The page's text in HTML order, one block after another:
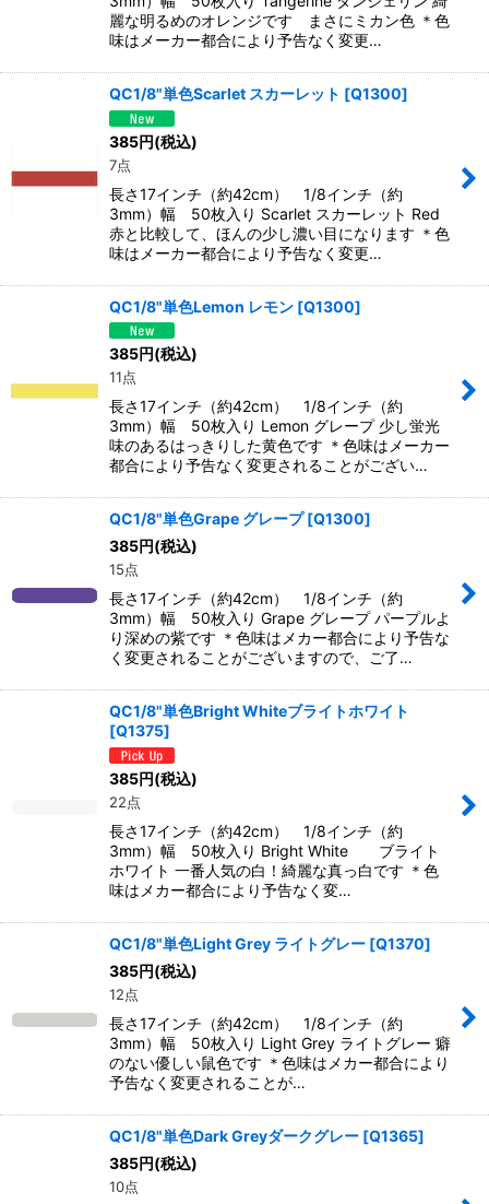
麗な明るめのオレンジです まさにミカン色 ＊色
味はメーカー都合により予告なく変更…
QC1/8"単色Scarlet スカーレット [Q1300]
385円(税込)
7点
長さ17インチ（約42cm） 1/8インチ（約
3mm）幅 50枚入り Scarlet スカーレット Red
赤と比較して、ほんの少し濃い目になります ＊色
味はメーカー都合により予告なく変更…
QC1/8"単色Lemon レモン [Q1300]
385円(税込)
11点
長さ17インチ（約42cm） 1/8インチ（約
3mm）幅 50枚入り Lemon グレープ 少し蛍光
味のあるはっきりした黄色です ＊色味はメーカー
都合により予告なく変更されることがござい…
QC1/8"単色Grape グレープ [Q1300]
385円(税込)
15点
長さ17インチ（約42cm） 1/8インチ（約
3mm）幅 50枚入り Grape グレープ パープルよ
り深めの紫です ＊色味はメカー都合により予告な
く変更されることがございますので、ご了…
QC1/8"単色Bright Whiteブライトホワイト
[Q1375]
385円(税込)
22点
長さ17インチ（約42cm） 1/8インチ（約
3mm）幅 50枚入り Bright White ブライト
ホワイト 一番人気の白！綺麗な真っ白です ＊色
味はメカー都合により予告なく変…
QC1/8"単色Light Grey ライトグレー [Q1370]
385円(税込)
12点
長さ17インチ（約42cm） 1/8インチ（約
3mm）幅 50枚入り Light Grey ライトグレー 癖
のない優しい鼠色です ＊色味はメカー都合により
予告なく変更されることが…
QC1/8"単色Dark Greyダークグレー [Q1365]
385円(税込)
10点